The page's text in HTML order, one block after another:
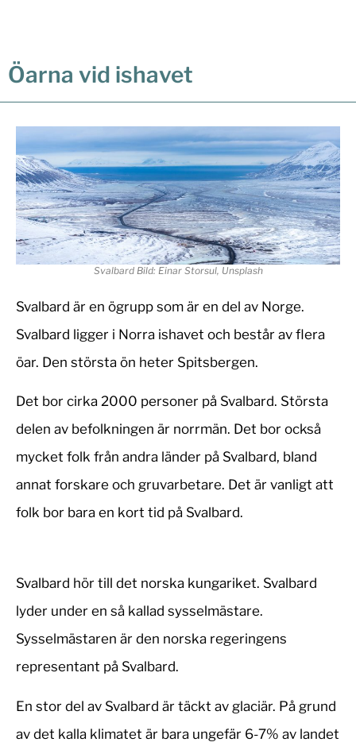
Öarna vid ishavet
Svalbard Bild: Einar Storsul, Unsplash
Svalbard är en ögrupp som är en del av Norge.
Svalbard ligger i Norra ishavet och består av flera
öar. Den största ön heter Spitsbergen.
Det bor cirka 2000 personer på Svalbard. Största
delen av befolkningen är norrmän. Det bor också
mycket folk från andra länder på Svalbard, bland
annat forskare och gruvarbetare. Det är vanligt att
folk bor bara en kort tid på Svalbard.
Svalbard hör till det norska kungariket. Svalbard
lyder under en så kallad sysselmästare.
Sysselmästaren är den norska regeringens
representant på Svalbard.
En stor del av Svalbard är täckt av glaciär. På grund
av det kalla klimatet är bara ungefär 6-7% av landet